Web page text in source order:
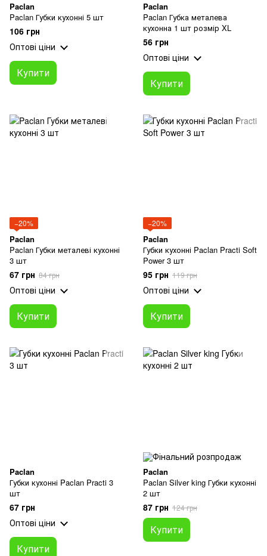
Paclan
Paclan Губки кухонні 5 шт
106 грн
Оптові ціни
Купити
Paclan
Paclan Губка металева
кухонна 1 шт розмір XL
56 грн
Оптові ціни
Купити
−20%
Paclan
Paclan Губки металеві кухонні
3 шт
67 грн 84 грн
Оптові ціни
Купити
−20%
Paclan
Губки кухонні Paclan Practi Soft
Power 3 шт
95 грн 119 грн
Оптові ціни
Купити
Paclan
Губки кухонні Paclan Practi 3
шт
67 грн
Оптові ціни
Купити
Paclan
Paclan Silver king Губки кухонні
2 шт
87 грн 124 грн
Купити